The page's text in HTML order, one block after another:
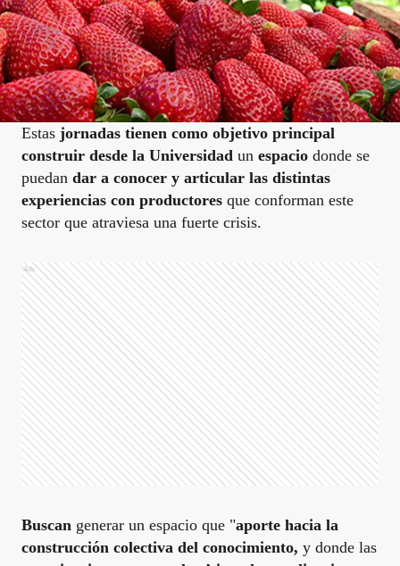
Estas jornadas tienen como objetivo principal
construir desde la Universidad un espacio donde se
puedan dar a conocer y articular las distintas
experiencias con productores que conforman este
sector que atraviesa una fuerte crisis.
Ads
Buscan generar un espacio que "aporte hacia la
construcción colectiva del conocimiento, y donde las